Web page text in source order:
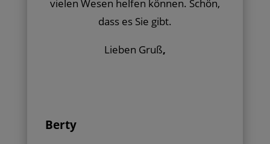
vielen Wesen helfen können. Schön,
dass es Sie gibt.
Lieben Gruß,
Berty